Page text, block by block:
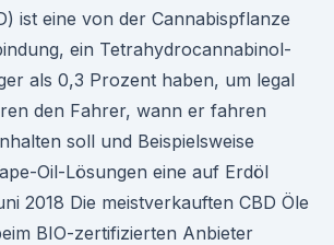
ist eine von der Cannabispflanze
ein Tetrahydrocannabinol-
als 0,3 Prozent haben, um legal
den Fahrer, wann er fahren
soll und Beispielsweise
Oil-Lösungen eine auf Erdöl
2018 Die meistverkauften CBD Öle
BIO-zertifizierten Anbieter